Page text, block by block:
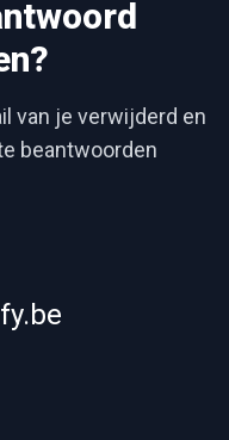
van je verwijderd en
beantwoorden